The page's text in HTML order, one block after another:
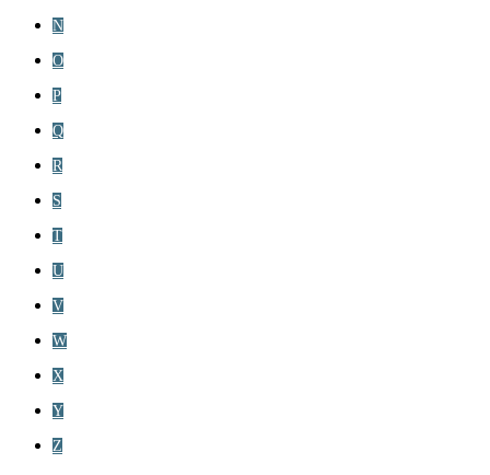
N
O
P
Q
R
S
T
U
V
W
X
Y
Z